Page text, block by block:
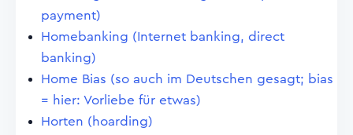
payment)
Homebanking (Internet banking, direct
banking)
Home Bias (so auch im Deutschen gesagt; bias
= hier: Vorliebe für etwas)
Horten (hoarding)